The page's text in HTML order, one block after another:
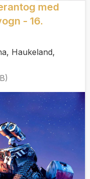
med
- 16.
Haukeland,